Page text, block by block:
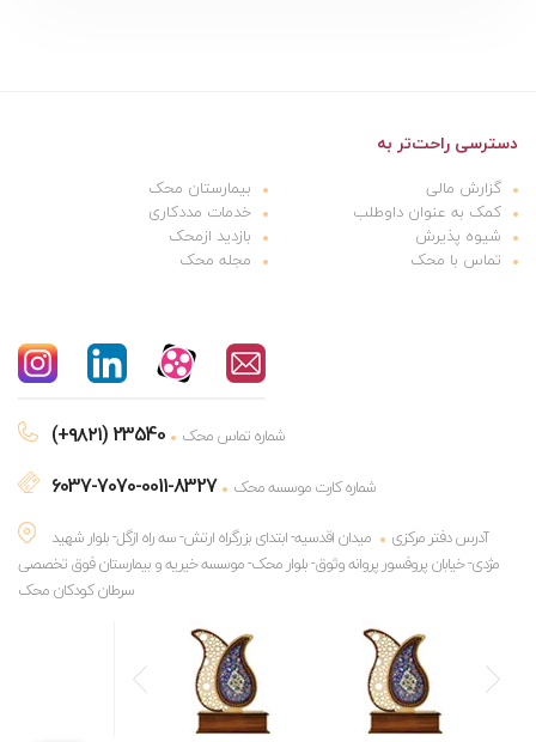
دسترسی راحت‌تر به
گزارش مالی
بیمارستان محک
کمک به عنوان داوطلب
خدمات مددکاری
شیوه پذیرش
بازدید ازمحک
تماس با محک
مجله محک
(+۹۸۲۱) 23540 شماره تماس محک
6037-7070-0011-8327
شماره کارت موسسه محک
آدرس دفتر مرکزی
میدان اقدسیه- ابتدای بزرگراه ارتش- سه راه ازگل- بلوار شهید
مژدی- خیابان پروفسور پروانه وثوق- بلوار محک- موسسه خیریه و بیمارستان فوق تخصصی
سرطان کودکان محک